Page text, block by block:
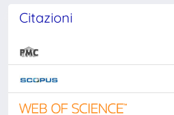
Citazioni